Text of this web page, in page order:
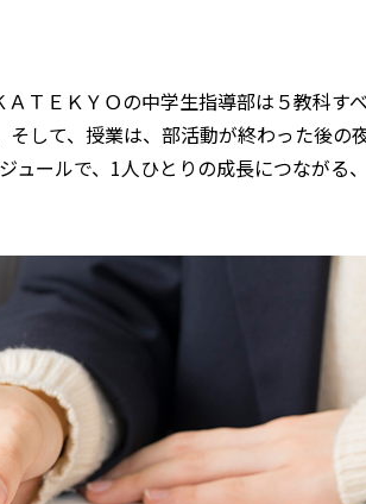
ＴＥＫＹＯの中学生指導部は５教科す
そして、授業は、 部活動が終わった後の
ュールで、1人ひとりの成長につながる